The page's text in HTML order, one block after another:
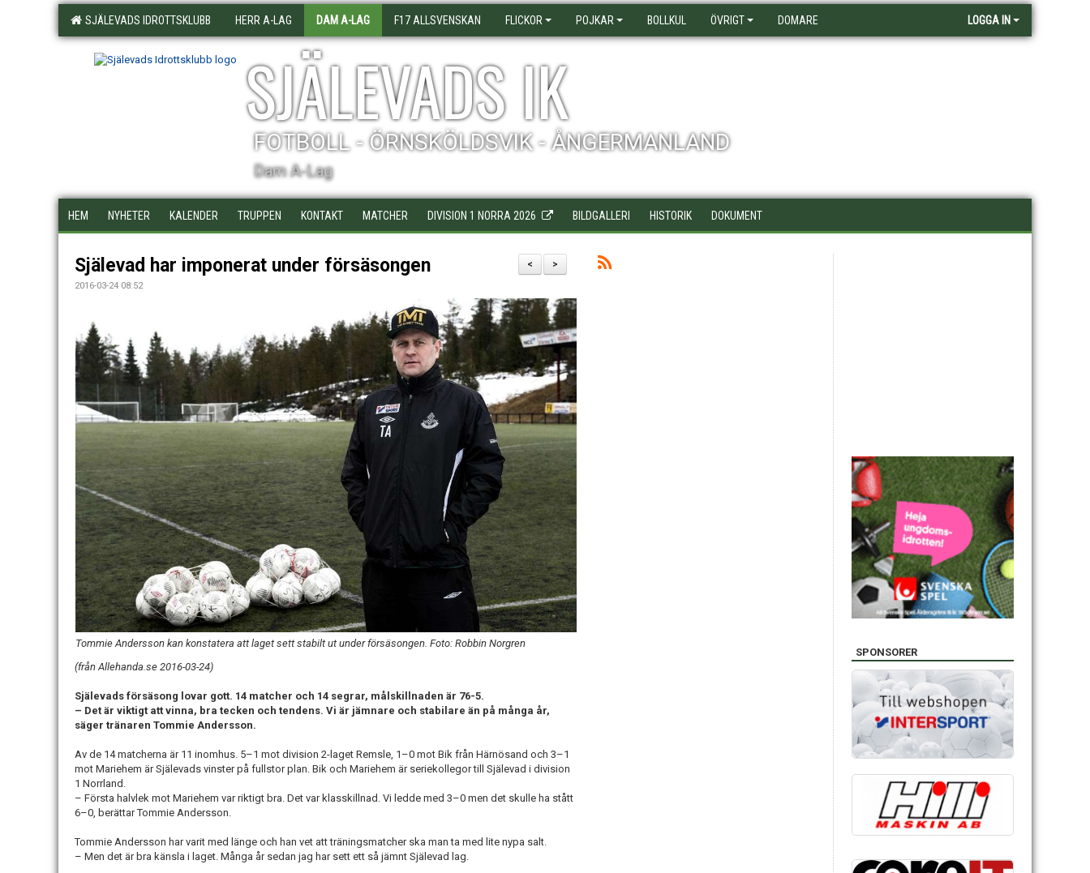
SJÄLEVADS IDROTTSKLUBB HERR A-LAG DAM A-LAG F17 ALLSVENSKAN FLICKOR POJKAR BOLLKUL ÖVRIGT DOMARE LOGGA IN
SJÄLEVADS IK
FOTBOLL - ÖRNSKÖLDSVIK - ÅNGERMANLAND
Dam A-Lag
HEM NYHETER KALENDER TRUPPEN KONTAKT MATCHER DIVISION 1 NORRA 2026 BILDGALLERI HISTORIK DOKUMENT
>
<
Själevad har imponerat under försäsongen
2016-03-24 08:52
Tommie Andersson kan konstatera att laget sett stabilt ut under försäsongen. Foto: Robbin Norgren
(från Allehanda.se 2016-03-24)
Själevads försäsong lovar gott. 14 matcher och 14 segrar, målskillnaden är 76-5.
– Det är viktigt att vinna, bra tecken och tendens. Vi är jämnare och stabilare än på många år,
säger tränaren Tommie Andersson.
Av de 14 matcherna är 11 inomhus. 5–1 mot division 2-laget Remsle, 1–0 mot Bik från Härnösand och 3–1
mot Mariehem är Själevads vinster på fullstor plan. Bik och Mariehem är seriekollegor till Själevad i division
1 Norrland.
– Första halvlek mot Mariehem var riktigt bra. Det var klasskillnad. Vi ledde med 3–0 men det skulle ha stått
6–0, berättar Tommie Andersson.
Tommie Andersson har varit med länge och han vet att träningsmatcher ska man ta med lite nypa salt.
– Men det är bra känsla i laget. Många år sedan jag har sett ett så jämnt Själevad lag.
SPONSORER